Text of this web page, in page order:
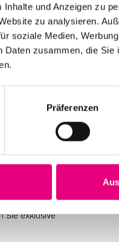
und Anzeigen zu
zu analysieren.
soziale Medien,
Daten zusammen, die
Präferenzen
12. Mai 2026
28. Enjoy Jazz
Souad Massi
beginnt
Sie exklusive